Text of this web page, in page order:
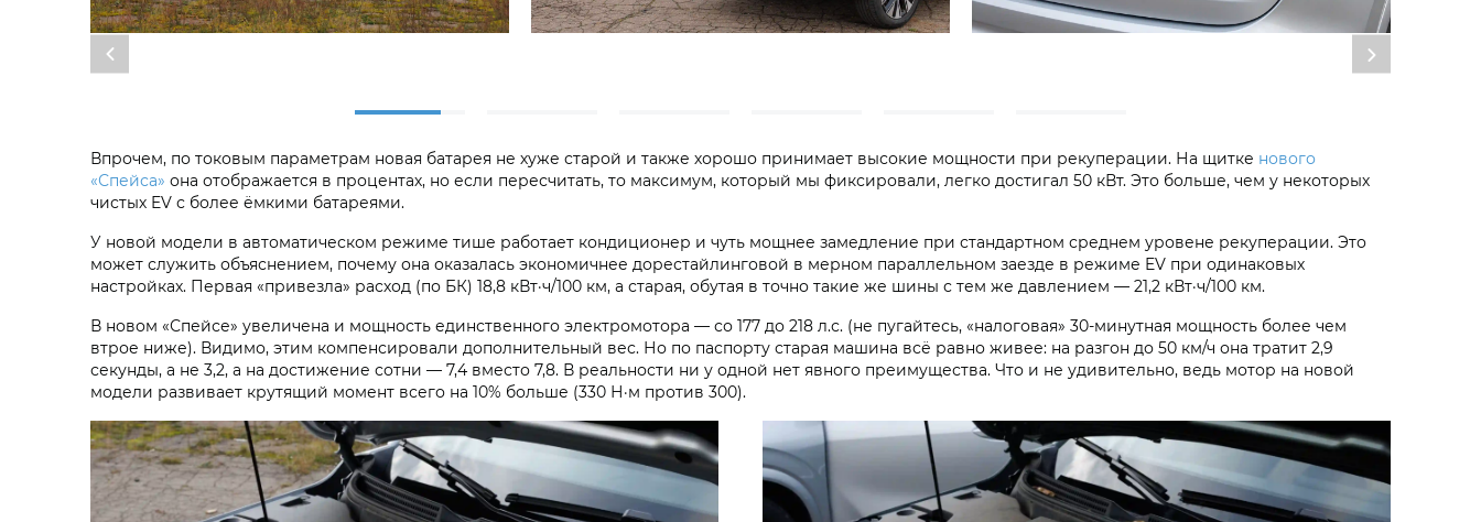
Впрочем, по токовым параметрам новая батарея не хуже старой и также хорошо принимает высокие мощности при рекуперации. На щитке нового
«Спейса» она отображается в процентах, но если пересчитать, то максимум, который мы фиксировали, легко достигал 50 кВт. Это больше, чем у некоторых
чистых EV с более ёмкими батареями.
У новой модели в автоматическом режиме тише работает кондиционер и чуть мощнее замедление при стандартном среднем уровене рекуперации. Это
может служить объяснением, почему она оказалась экономичнее дорестайлинговой в мерном параллельном заезде в режиме EV при одинаковых
настройках. Первая «привезла» расход (по БК) 18,8 кВт·ч/100 км, а старая, обутая в точно такие же шины с тем же давлением — 21,2 кВт·ч/100 км.
В новом «Спейсе» увеличена и мощность единственного электромотора — со 177 до 218 л.с. (не пугайтесь, «налоговая» 30-минутная мощность более чем
втрое ниже). Видимо, этим компенсировали дополнительный вес. Но по паспорту старая машина всё равно живее: на разгон до 50 км/ч она тратит 2,9
секунды, а не 3,2, а на достижение сотни — 7,4 вместо 7,8. В реальности ни у одной нет явного преимущества. Что и не удивительно, ведь мотор на новой
модели развивает крутящий момент всего на 10% больше (330 Н·м против 300).